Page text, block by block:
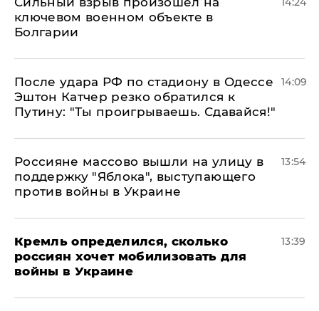
ключевом военном объекте в
Болгарии
После удара РФ по стадиону в Одессе
Эштон Катчер резко обратился к
Путину: "Ты проигрываешь. Сдавайся!"
14:09
Россияне массово вышли на улицу в
поддержку "Яблока", выступающего
против войны в Украине
13:54
Кремль определился, сколько
россиян хочет мобилизовать для
войны в Украине
13:39